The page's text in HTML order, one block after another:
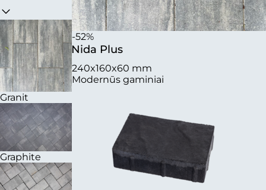
Granit
Graphite
-52%
Nida Plus
240x160x60 mm
Modernūs gaminiai